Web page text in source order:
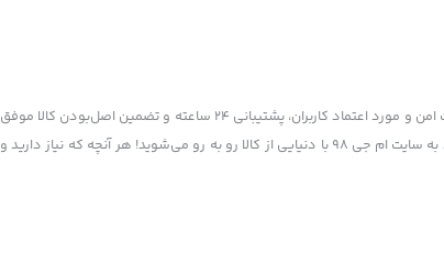
ام جی 98به عنوان یکی از بهترین فروشگاه های اینترنتی با بیش سالیان سال تجربه، با پایبندی به سه اصل، پرداخت امن و مورد اعتماد کاربران، پشتیبانی 24 ساعته و تضمین اصل‌بودن کالا موفق
شده تا همگام با فروشگاه‌های معتبر ایران، به یکی از بهترین فروشگاه اینترنتی ایران تبدیل شود. به محض ورود به سایت ام جی 98 با دنیایی از کالا رو به رو می‌شوید! هر آنچه که نیاز دارید و